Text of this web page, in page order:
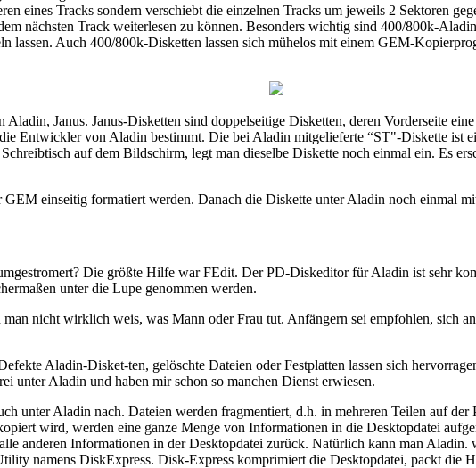
eines Tracks sondern verschiebt die einzelnen Tracks um jeweils 2 Sektoren
nächsten Track weiterlesen zu können. Besonders wichtig sind 400/800k-
lassen. Auch 400/800k-Disketten lassen sich mühelos mit einem GEM-
Janus. Janus-Disketten sind doppelseitige Disketten, deren Vorderseite
Entwickler von Aladin bestimmt. Die bei Aladin mitgelieferte “ST"-Diskette ist
auf dem Bildschirm, legt man dieselbe Diskette noch einmal ein. Es
GEM einseitig formatiert werden. Danach die Diskette unter Aladin noch einmal
Die größte Hilfe war FEdit. Der PD-Diskeditor für Aladin ist sehr
unter die Lupe genommen werden.
nicht wirklich weis, was Mann oder Frau tut. Anfängern sei empfohlen, sich
Aladin-Disket-ten, gelöschte Dateien oder Festplatten lassen sich
unter Aladin und haben mir schon so manchen Dienst erwiesen.
unter Aladin nach. Dateien werden fragmentiert, d.h. in mehreren Teilen auf
wird, werden eine ganze Menge von Informationen in die Desktopdatei
anderen Informationen in der Desktopdatei zurück. Natürlich kann man
namens DiskExpress. Disk-Express komprimiert die Desktopdatei, packt die